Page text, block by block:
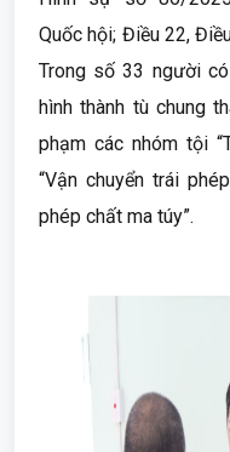
Quốc hội; Điều 22,
Trong số 33 người
hình thành tù chung
phạm các nhóm tội
“Vận chuyển trái
phép chất ma túy”.